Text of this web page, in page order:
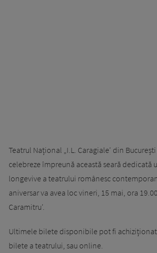
Teatrul Național „I.L. Caragiale' din
celebreze împreună această seară dedicată
longevive a teatrului românesc
aniversar va avea loc vineri, 15 mai, ora
Caramitru'.
Ultimele bilete disponibile pot fi
bilete a teatrului, sau online.